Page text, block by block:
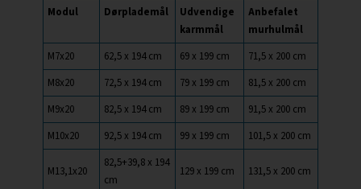
Modul Dørplademål
Udvendige
karmmål
Anbefalet
murhulmål
M7x20
62,5 x 194 cm 69 x 199 cm
71,5 x 200 cm
M8x20
72,5 x 194 cm 79 x 199 cm
81,5 x 200 cm
M9x20
82,5 x 194 cm 89 x 199 cm
91,5 x 200 cm
M10x20
92,5 x 194 cm 99 x 199 cm 101,5 x 200 cm
M13,1x20
82,5+39,8 x 194
cm
129 x 199 cm 131,5 x 200 cm